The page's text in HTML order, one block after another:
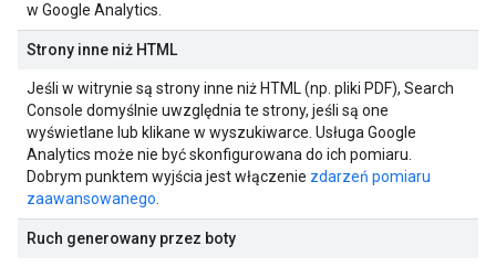
w Google Analytics.
Strony inne niż HTML
Jeśli w witrynie są strony inne niż HTML (np. pliki PDF), Search
Console domyślnie uwzględnia te strony, jeśli są one
wyświetlane lub klikane w wyszukiwarce. Usługa Google
Analytics może nie być skonfigurowana do ich pomiaru.
Dobrym punktem wyjścia jest włączenie zdarzeń pomiaru
zaawansowanego.
Ruch generowany przez boty